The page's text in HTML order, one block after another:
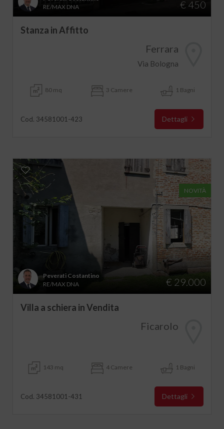
RE/MAX DNA
€ 450
Stanza in Affitto
Ferrara
Via Bologna
80 mq 3 Camere 1 Bagni
Cod. 34581001-423 Dettagli
NOVITÀ
Peverati Costantino
RE/MAX DNA
€ 29.000
Villa a schiera in Vendita
Ficarolo
143 mq 4 Camere 1 Bagni
Cod. 34581001-431 Dettagli